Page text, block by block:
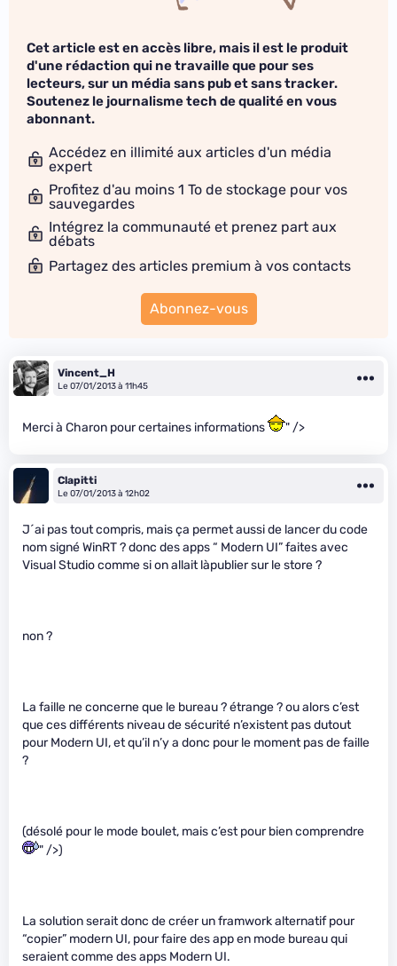
Cet article est en accès libre, mais il est le produit
d'une rédaction qui ne travaille que pour ses
lecteurs, sur un média sans pub et sans tracker.
Soutenez le journalisme tech de qualité en vous
abonnant.
Accédez en illimité aux articles d'un média
expert
Profitez d'au moins 1 To de stockage pour vos
sauvegardes
Intégrez la communauté et prenez part aux
débats
Partagez des articles premium à vos contacts
Abonnez-vous
Vincent_H
Le 07/01/2013 à 11h45
Merci à Charon pour certaines informations " />
Clapitti
Le 07/01/2013 à 12h02
J´ai pas tout compris, mais ça permet aussi de lancer du code
nom signé WinRT ? donc des apps “ Modern UI” faites avec
Visual Studio comme si on allait làpublier sur le store ?
non ?
La faille ne concerne que le bureau ? étrange ? ou alors c’est
que ces différents niveau de sécurité n’existent pas dutout
pour Modern UI, et qu’il n’y a donc pour le moment pas de faille
?
(désolé pour le mode boulet, mais c’est pour bien comprendre
" />)
La solution serait donc de créer un framwork alternatif pour
“copier” modern UI, pour faire des app en mode bureau qui
seraient comme des apps Modern UI.